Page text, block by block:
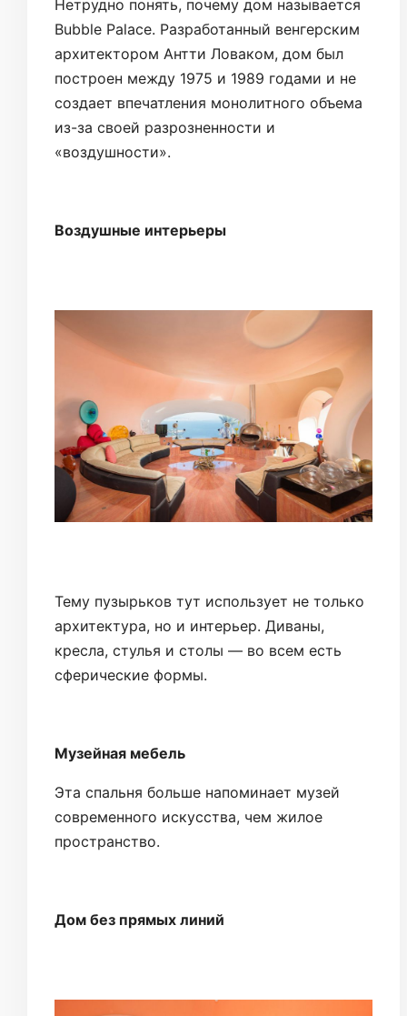
Нетрудно понять, почему дом называется
Bubble Palace. Разработанный венгерским
архитектором Антти Ловаком, дом был
построен между 1975 и 1989 годами и не
создает впечатления монолитного объема
из-за своей разрозненности и
«воздушности».
Воздушные интерьеры
Тему пузырьков тут использует не только
архитектура, но и интерьер. Диваны,
кресла, стулья и столы — во всем есть
сферические формы.
Музейная мебель
Эта спальня больше напоминает музей
современного искусства, чем жилое
пространство.
Дом без прямых линий